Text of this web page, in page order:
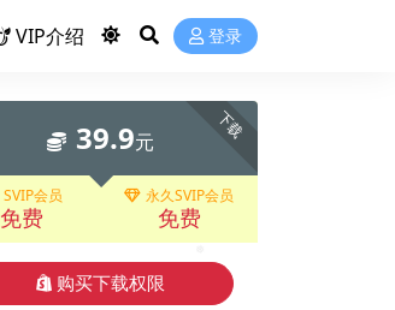
VIP介绍 登录
下载
39.9元
SVIP会员
免费
永久SVIP会员
免费
购买下载权限